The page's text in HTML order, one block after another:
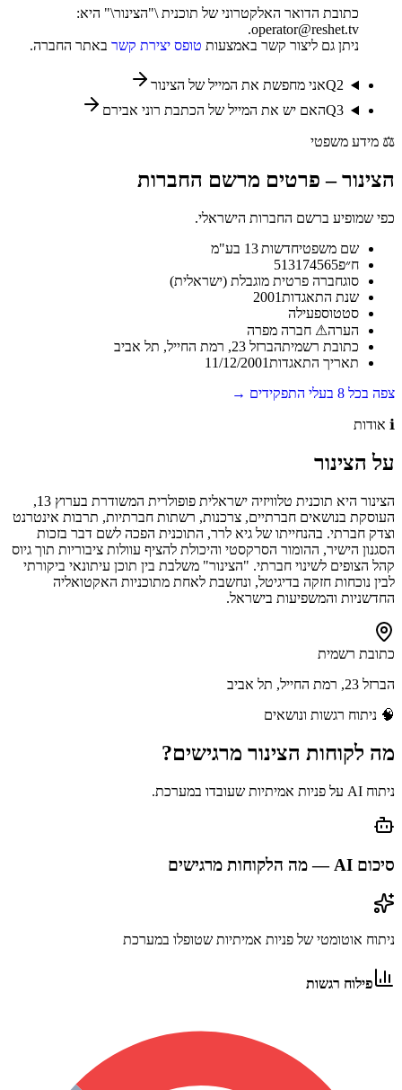
כתובת הדואר האלקטרוני של תוכנית \"הצינור\" היא:
operator@reshet.tv.
ניתן גם ליצור קשר באמצעות טופס יצירת קשר באתר החברה.
Q2
אני מחפשת את המייל של הצינור
Q3 האם יש את המייל של הכתבת רוני אבירם
⚖️ מידע משפטי
הצינור– פרטים מרשם החברות
כפי שמופיע ברשם החברות הישראלי.
שם משפטיחדשות 13 בע"מ
ח״פ513174565
סוגחברה פרטית מוגבלת (ישראלית)
שנת התאגדות2001
סטטוספעילה
הערה⚠ חברה מפרה
כתובת רשמיתהברזל 23, רמת החייל, תל אביב
תאריך התאגדות11/12/2001
צפה בכל 8 בעלי התפקידים →
ℹ️ אודות
על הצינור
הצינור היא תוכנית טלוויזיה ישראלית פופולרית המשודרת בערוץ 13,
העוסקת בנושאים חברתיים, צרכנות, רשתות חברתיות, תרבות אינטרנט
וצדק חברתי. בהנחייתו של גיא לרר, התוכנית הפכה לשם דבר בזכות
הסגנון הישיר, ההומור הסרקסטי והיכולת להציף עוולות ציבוריות תוך גיוס
קהל הצופים לשינוי חברתי. "הצינור" משלבת בין תוכן עיתונאי ביקורתי
לבין נוכחות חזקה בדיגיטל, ונחשבת לאחת מתוכניות האקטואליה
החדשניות והמשפיעות בישראל.
כתובת רשמית
הברזל 23, רמת החייל, תל אביב
🧠 ניתוח רגשות ונושאים
מה לקוחות הצינור מרגישים?
ניתוח AI על פניות אמיתיות שעובדו במערכת.
סיכום AI — מה הלקוחות מרגישים
ניתוח אוטומטי של פניות אמיתיות שטופלו במערכת
פילוח רגשות